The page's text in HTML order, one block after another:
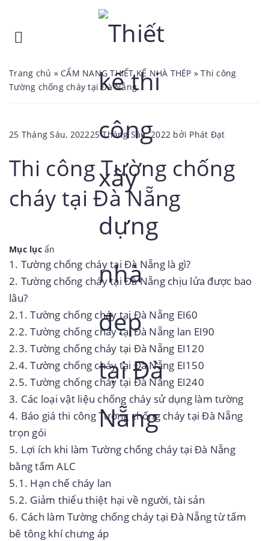
Trang chủ » CẨM NANG THIẾT KẾ NHÀ THÉP »Thi công
Tường chống cháy tại Đà Nẵng
Đăng
25 Tháng Sáu, 202225 Tháng Sáu, 2022 bởi Phát Đạt
Thi công Tường chống
cháy tại Đà Nẵng
Mục lục ẩn
1. Tường chống cháy tại Đà Nẵng là gì?
2. Tường chống cháy tại Đà Nẵng chịu lửa được bao
lâu?
2.1. Tường chống cháy tại Đà Nẵng EI60
2.2. Tường chống cháy tại Đà Nẵng lan EI90
2.3. Tường chống cháy tại Đà Nẵng EI120
2.4. Tường chống cháy tại Đà Nẵng EI150
2.5. Tường chống cháy tại Đà Nẵng EI240
3. Các loại vật liệu chống cháy sử dụng làm tường
4. Báo giá thi công Tường chống cháy tại Đà Nẵng
trọn gói
5. Lợi ích khi làm Tường chống cháy tại Đà Nẵng
bằng tấm ALC
5.1. Hạn chế cháy lan
5.2. Giảm thiểu thiệt hại về người, tài sản
6. Cách làm Tường chống cháy tại Đà Nẵng từ tấm
bê tông khí chưng áp